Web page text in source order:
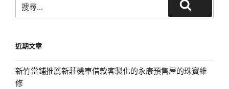
尋
字:
尋
近期文章
新竹當鋪推薦新莊機車借款客製化的永康預售屋的珠寶維
修